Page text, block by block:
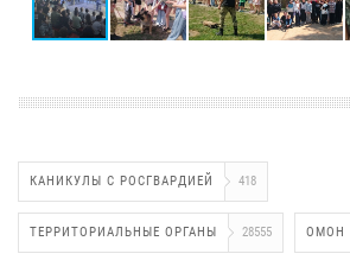
КАНИКУЛЫ С РОСГВАРДИЕЙ 418
ТЕРРИТОРИАЛЬНЫЕ ОРГАНЫ 28555 ОМОН